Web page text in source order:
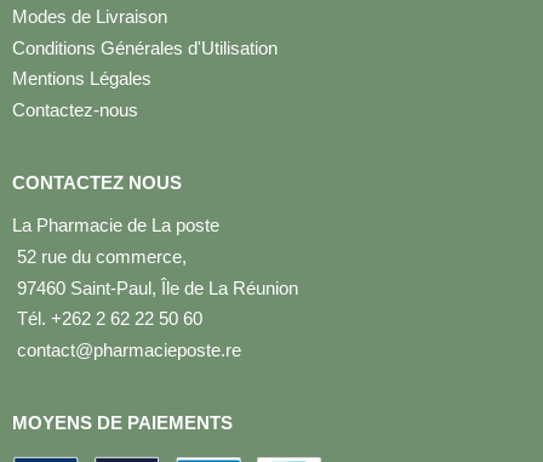
Modes de Livraison
Conditions Générales d'Utilisation
Mentions Légales
Contactez-nous
CONTACTEZ NOUS
La Pharmacie de La poste
52 rue du commerce,
97460 Saint-Paul, Île de La Réunion
Tél. +262 2 62 22 50 60
contact@pharmacieposte.re
MOYENS DE PAIEMENTS